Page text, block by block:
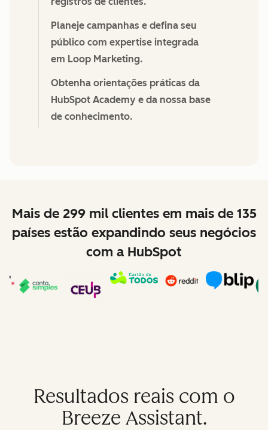
Planeje campanhas e defina seu
público com expertise integrada
em Loop Marketing.
Obtenha orientações práticas da
HubSpot Academy e da nossa base
de conhecimento.
Mais de 299 mil clientes em mais de 135
países estão expandindo seus negócios
com a HubSpot
Resultados reais com o
Breeze Assistant.